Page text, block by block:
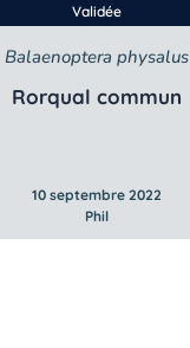
Validée
Balaenoptera physalus
Rorqual commun
10 septembre 2022
Phil